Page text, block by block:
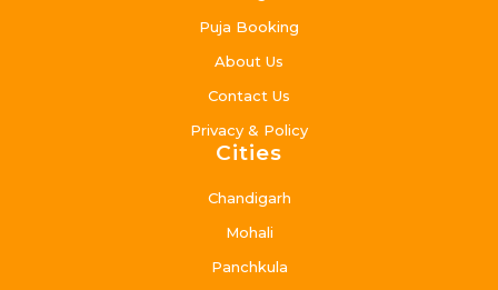
Puja Booking
About Us
Contact Us
Privacy & Policy
Cities
Chandigarh
Mohali
Panchkula